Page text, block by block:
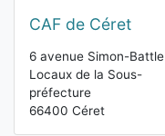
CAF de Céret
6 avenue Simon-Battle
Locaux de la Sous-
préfecture
66400 Céret